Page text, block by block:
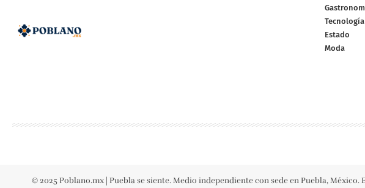
Tecnología
Estado
Moda
© 2025 Poblano.mx | Puebla se siente. Medio independiente con sede en Puebla,